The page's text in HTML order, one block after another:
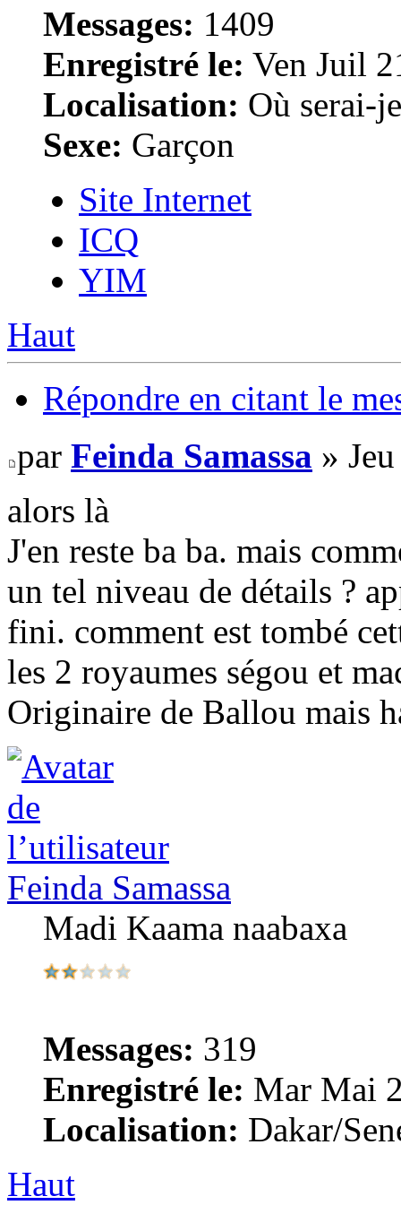
Messages: 1409
Enregistré le: Ven Juil
Localisation: Où serai-
Sexe: Garçon
Site Internet
ICQ
YIM
Haut
Répondre en citant le
par Feinda Samassa »
alors là
J'en reste ba ba. mais
un tel niveau de détails ?
fini. comment est tombé
les 2 royaumes ségou et
Originaire de Ballou mais
Feinda Samassa
Madi Kaama naabaxa
Messages: 319
Enregistré le: Mar Mai
Localisation: Dakar/
Haut